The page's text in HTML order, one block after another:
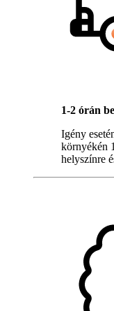
1-2 órán
Igény
környékén
helyszínre